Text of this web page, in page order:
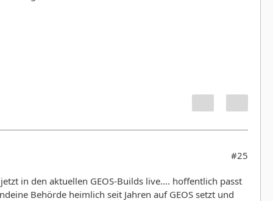
#25
in den aktuellen GEOS-Builds live.... hoffentlich passt
Behörde heimlich seit Jahren auf GEOS setzt und